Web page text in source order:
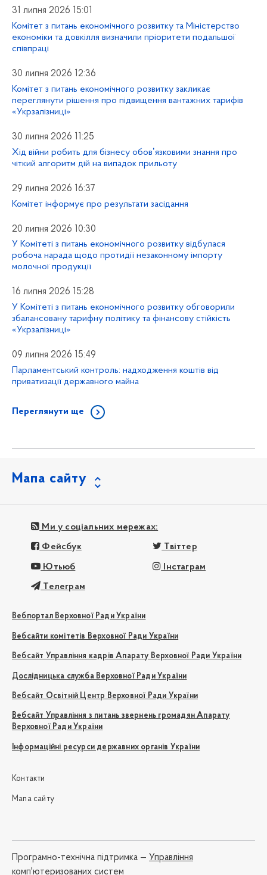
31 липня 2026 15:01
Комітет з питань економічного розвитку та Міністерство
економіки та довкілля визначили пріоритети подальшої
співпраці
30 липня 2026 12:36
Комітет з питань економічного розвитку закликає
переглянути рішення про підвищення вантажних тарифів
«Укрзалізниці»
30 липня 2026 11:25
Хід війни робить для бізнесу обовʼязковими знання про
чіткий алгоритм дій на випадок прильоту
29 липня 2026 16:37
Комітет інформує про результати засідання
20 липня 2026 10:30
У Комітеті з питань економічного розвитку відбулася
робоча нарада щодо протидії незаконному імпорту
молочної продукції
16 липня 2026 15:28
У Комітеті з питань економічного розвитку обговорили
збалансовану тарифну політику та фінансову стійкість
«Укрзалізниці»
09 липня 2026 15:49
Парламентський контроль: надходження коштів від
приватизації державного майна
Переглянути ще
Мапа сайту
Ми у соціальних мережах:
Фейсбук Твіттер
Ютьюб Інстаграм
Телеграм
Вебпортал Верховної Ради України
Вебсайти комітетів Верховної Ради України
Вебсайт Управління кадрів Апарату Верховної Ради України
Дослідницька служба Верховної Ради України
Вебсайт Освітній Центр Верховної Ради України
Вебсайт Управління з питань звернень громадян Апарату
Верховної Ради України
Інформаційні ресурси державних органів України
Контакти
Мапа сайту
Програмно-технічна підтримка — Управління
комп'ютеризованих систем